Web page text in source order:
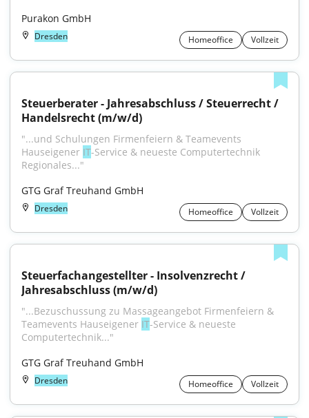
Purakon GmbH
Dresden Homeoffice Vollzeit
Steuerberater - Jahresabschluss / Steuerrecht /
Handelsrecht (m/w/d)
"...und Schulungen Firmenfeiern & Teamevents
Hauseigener IT-Service & neueste Computertechnik
Regionales..."
GTG Graf Treuhand GmbH
Dresden Homeoffice Vollzeit
Steuerfachangestellter - Insolvenzrecht /
Jahresabschluss (m/w/d)
"...Bezuschussung zu Massageangebot Firmenfeiern &
Teamevents Hauseigener IT-Service & neueste
Computertechnik..."
GTG Graf Treuhand GmbH
Dresden Homeoffice Vollzeit